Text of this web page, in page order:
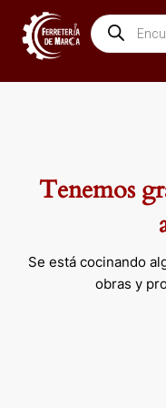
contenido
Búsqueda
de
productos
Tenemos
Se está cocinando
obras y